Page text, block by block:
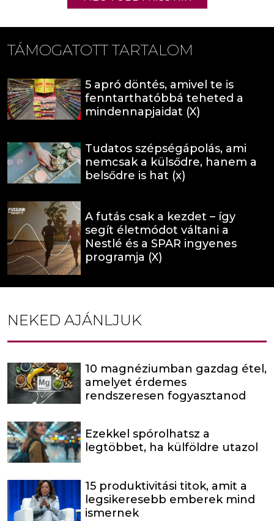
TÁMOGATOTT TARTALOM
5 apró döntés, amivel te is
fenntarthatóbbá teheted a
mindennapjaidat (X)
Tudatos szépségápolás, ami
nemcsak a külsődre, hanem a
belsődre is hat (x)
A futás csak a kezdet – így
segít életmódot váltani a
Nestlé és a SPAR ingyenes
programja (X)
NEKED AJÁNLJUK
10 magnéziumban gazdag étel,
amelyet érdemes
rendszeresen fogyasztanod
Ezekkel spórolhatsz a
legtöbbet, ha külföldre utazol
15 produktivitási titok, amit a
legsikeresebb emberek mind
ismernek